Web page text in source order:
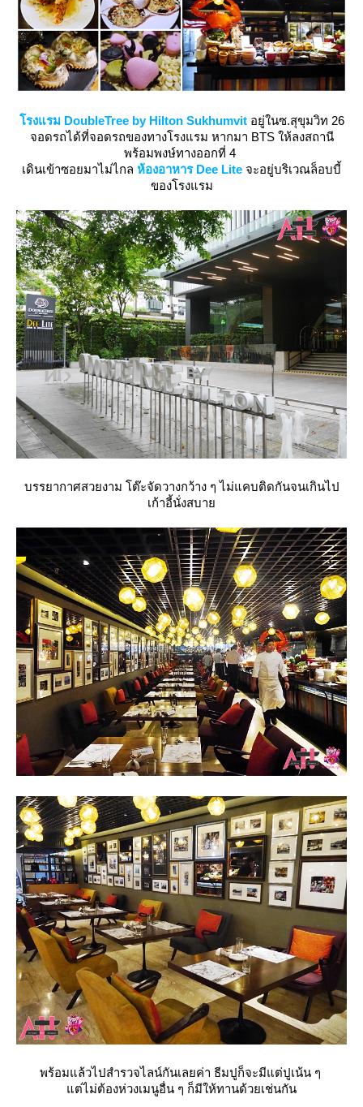
รงแรม DoubleTree by Hilton Sukhumvitอยู่ในซ.สุขุมวิท 26
จอดรถได้ที่จอดรถของทางโรงแรม หากมา BTS ให้ลงสถานี
พร้อมพงษ์ทางออกที่ 4
เดินเข้าซอยมาไม่ไกล ห้องอาหาร Dee Lite จะอยู่บริเวณล็อบบี้
ของโรงแรม
บรรยากาศสวยงาม โต๊ะจัดวางกว้าง ๆ ไม่แคบติดกันจนเกินไป
เก้าอี้นั่งสบา
พร้อมแล้วไปสำรวจไลน์กันเลยค่า ธีมปูก็จะมีแต่ปูเน้น ๆ
ต่ไม่ต้องห่วงเมนูอื่น ๆ ก็มีให้ทานด้วยเช่นกัน